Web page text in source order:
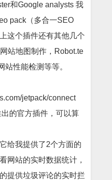
和Google analysts 我
pack（多合一SEO
这个插件还有其他几个
站地图制作，Robot.te
站性能检测等等。
jetpack/connect
的官方插件，可以算
给我提供了2个方面的
网站的实时数据统计，
提供垃圾评论的实时拦